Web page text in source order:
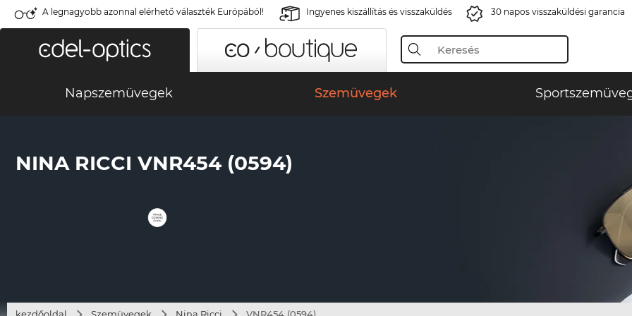
A legnagyobb azonnal elérhető választék Európából! Ingyenes kiszállítás és visszaküldés 30 napos visszaküldési garancia
Napszemüvegek Szemüvegek
NINA RICCI VNR454 (0594)